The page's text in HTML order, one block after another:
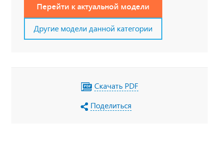
Перейти к актуальной модели
Другие модели данной категории
Скачать PDF
Поделиться